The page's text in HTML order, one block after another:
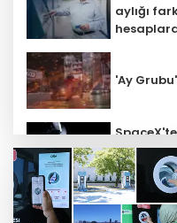
aylığı
'Ay
Sorumlu